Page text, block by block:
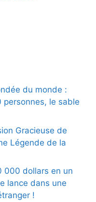
du monde :
personnes, le sable
Gracieuse de
Légende de la
000 dollars en un
lance dans une
!